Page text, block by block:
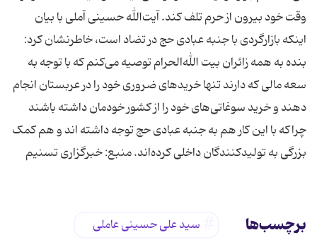
وقت خود بیرون از حرم تلف کند. آیت‌الله حسینی آملی با بیان
اینکه بازارگردی با جنبه عبادی حج در تضاد است، خاطرنشان کرد:
بنده به همه زائران بیت الله‌الحرام توصیه می‌کنم که با توجه به
سعه مالی که دارند تنها خریدهای ضروری خود را در عربستان انجام
دهند و خرید سوغاتی‌های خود را از کشور خودمان داشته باشند
چراکه با این کار هم به جنبه عبادی حج توجه داشته اند و هم کمک
بزرگی به تولید‌کنندگان داخلی کرده‌اند. منبع: خبرگزاری تسنیم
برچسب‌ها سید علی حسینی عاملی